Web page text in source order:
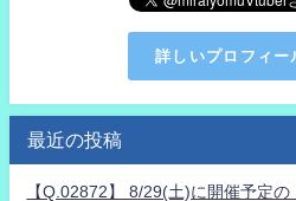
詳しいプロフィー
最近の投稿
【Q.02872】 8/29(土)に開催予定